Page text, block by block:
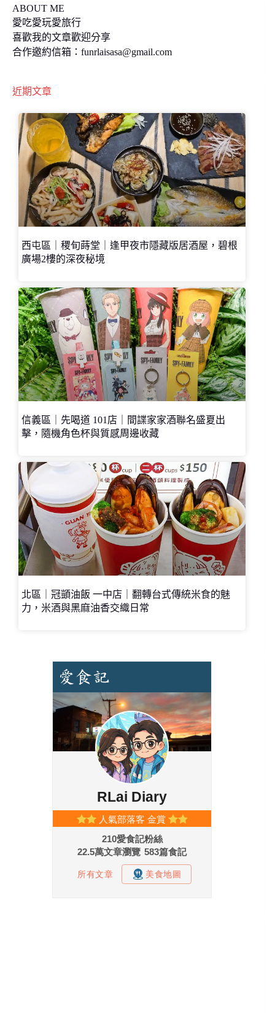
ABOUT ME
愛吃愛玩愛旅行
喜歡我的文章歡迎分享
合作邀約信箱： funrlaisasa@gmail.com
近期文章
西屯區｜稷旬蒔堂｜逢甲夜市隱藏版居酒屋，碧根
廣場2樓的深夜秘境
信義區｜先喝道 101店｜間諜家家酒聯名盛夏出
擊，隨機角色杯與質感周邊收藏
北區｜冠顗油飯 一中店｜翻轉台式傳統米食的魅
力，米酒與黑麻油香交織日常